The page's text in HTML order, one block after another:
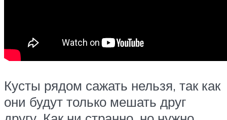
Кусты рядом сажать нельзя, так как
они будут только мешать друг